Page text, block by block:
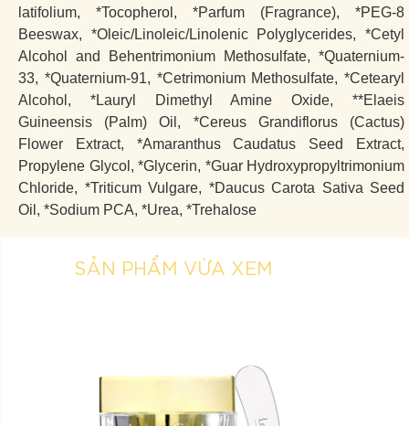
latifolium, *Tocopherol, *Parfum (Fragrance), *PEG-8
Beeswax, *Oleic/Linoleic/Linolenic Polyglycerides, *Cetyl
Alcohol and Behentrimonium Methosulfate, *Quaternium-
33, *Quaternium-91, *Cetrimonium Methosulfate, *Cetearyl
Alcohol, *Lauryl Dimethyl Amine Oxide, **Elaeis
Guineensis (Palm) Oil, *Cereus Grandiflorus (Cactus)
Flower Extract, *Amaranthus Caudatus Seed Extract,
Propylene Glycol, *Glycerin, *Guar Hydroxypropyltrimonium
Chloride, *Triticum Vulgare, *Daucus Carota Sativa Seed
Oil, *Sodium PCA, *Urea, *Trehalose
SẢN PHẨM VỪA XEM